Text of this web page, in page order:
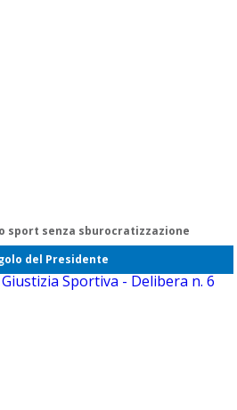
sport senza sburocratizzazione
del Presidente